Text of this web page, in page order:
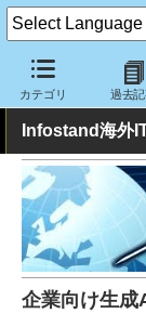
カテゴリ 過去
クラウド Watch
Infostand海外
企業向け生